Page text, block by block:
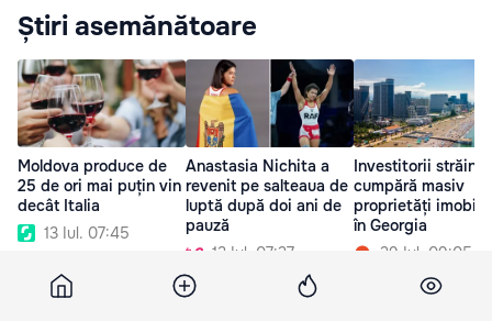
Știri asemănătoare
Moldova produce de
25 de ori mai puțin vin
decât Italia
13 Iul. 07:45
Anastasia Nichita a
revenit pe salteaua de
luptă după doi ani de
pauză
13 Iul. 07:27
Investitorii străini
cumpără masiv
proprietăți
în Georgia
29 Iul. 09:05